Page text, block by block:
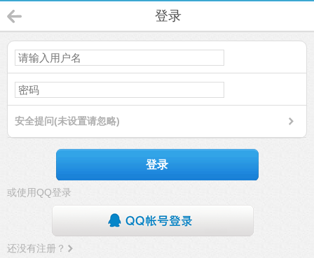
登录
安全提问(未设置请忽略)
登录
或使用QQ登录
还没有注册？